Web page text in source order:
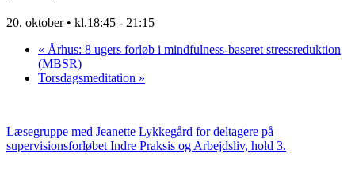
20. oktober • kl.18:45 - 21:15
« Århus: 8 ugers forløb i mindfulness-baseret stressreduktion
(MBSR)
Torsdagsmeditation »
Læsegruppe med Jeanette Lykkegård for deltagere på
supervisionsforløbet Indre Praksis og Arbejdsliv, hold 3.